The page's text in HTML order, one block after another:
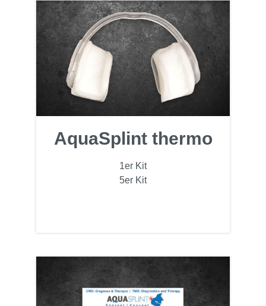
AquaSplint thermo
1er Kit
5er Kit